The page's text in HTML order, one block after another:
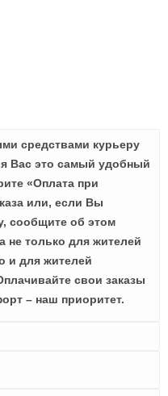
средствами курьеру
Вас это самый удобный
«Оплата при
или, если Вы
сообщите об этом
не только для жителей
и для жителей
свои заказы
– наш приоритет.